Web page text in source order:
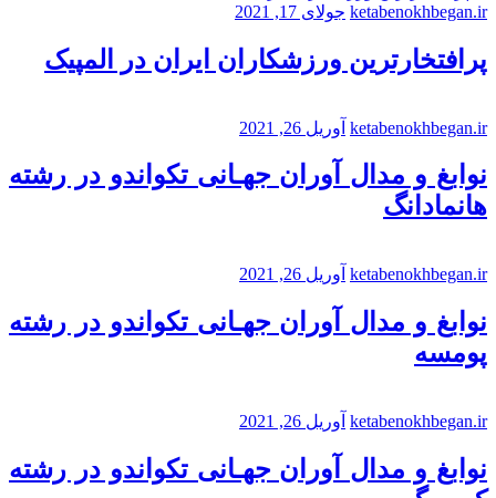
ketabenokhbegan.ir جولای 17, 2021
پرافتخارترین ورزشکاران ایران در المپیک
ketabenokhbegan.ir آوریل 26, 2021
نوابغ و مدال آوران جهـانی تکواندو در رشته
هانمادانگ
ketabenokhbegan.ir آوریل 26, 2021
نوابغ و مدال آوران جهـانی تکواندو در رشته
پومسه
ketabenokhbegan.ir آوریل 26, 2021
نوابغ و مدال آوران جهـانی تکواندو در رشته